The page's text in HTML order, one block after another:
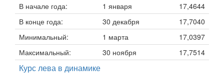
В начале года:
1 января
17,4644
В конце года:
30 декабря
17,7040
Минимальный:
1 марта
17,0397
Максимальный:
30 ноября 17,7514
Курс лева в динамике